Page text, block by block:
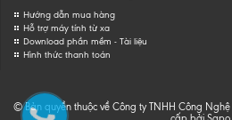
Hướng dẫn mua hàng
Hỗ trợ máy tính từ xa
Download phần mềm - Tài liệu
Hình thức thanh toán
© Bản quyền thuộc về Công ty TNHH Công